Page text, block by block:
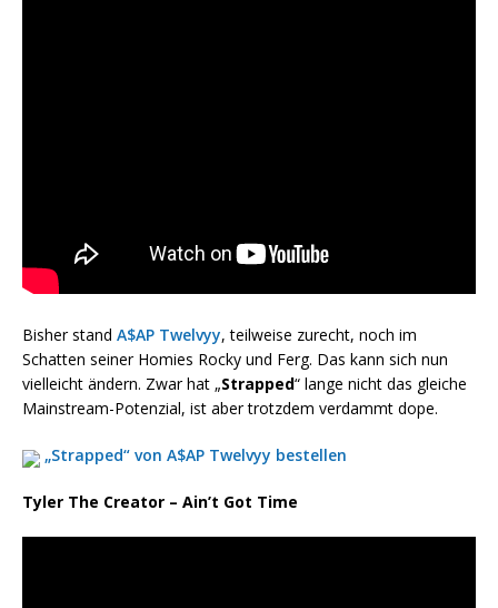
Bisher stand A$AP Twelvyy, teilweise zurecht, noch im
Schatten seiner Homies Rocky und Ferg. Das kann sich nun
vielleicht ändern. Zwar hat „Strapped“ lange nicht das gleiche
Mainstream-Potenzial, ist aber trotzdem verdammt dope.
„Strapped“ von A$AP Twelvyy bestellen
Tyler The Creator – Ain’t Got Time